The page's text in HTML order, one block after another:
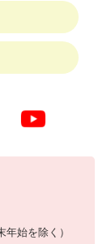
始を除く）